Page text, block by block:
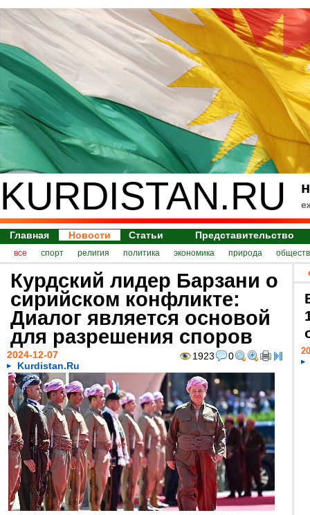
KURDISTAN.RU
Главная Новости Статьи Представительство
все спорт религия политика экономика природа
Курдский лидер Барзани о
сирийском конфликте:
Диалог является основой
для разрешения споров
1923 0
2024-12-07
Kurdistan.Ru